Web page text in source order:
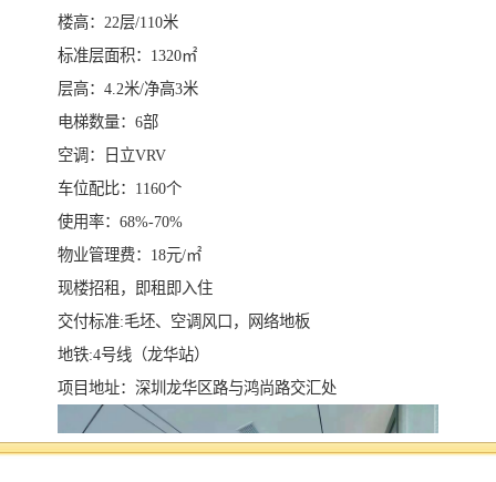
楼高：22层/110米
标准层面积：1320㎡
层高：4.2米/净高3米
电梯数量：6部
空调：日立VRV
车位配比：1160个
使用率：68%-70%
物业管理费：18元/㎡
现楼招租，即租即入住
交付标准:毛坯、空调风口，网络地板
地铁:4号线（龙华站）
项目地址：深圳龙华区路与鸿尚路交汇处